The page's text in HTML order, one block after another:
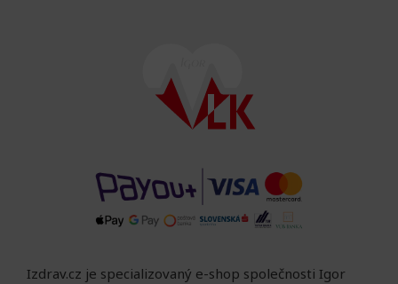
Izdrav.cz je specializovaný e-shop společnosti Igor